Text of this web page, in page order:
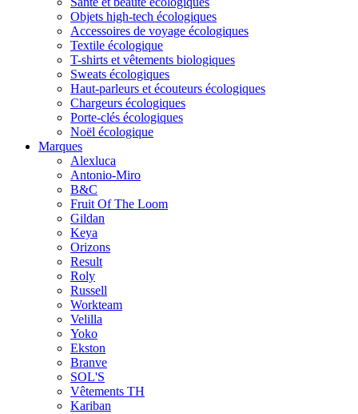
Objets high-tech écologiques
Accessoires de voyage écologiques
Textile écologique
T-shirts et vêtements biologiques
Sweats écologiques
Haut-parleurs et écouteurs écologiques
Chargeurs écologiques
Porte-clés écologiques
Noël écologique
Marques
Alexluca
Antonio-Miro
B&C
Fruit Of The Loom
Gildan
Keya
Orizons
Result
Roly
Russell
Workteam
Velilla
Yoko
Ekston
Branve
SOL'S
Vêtements TH
Kariban